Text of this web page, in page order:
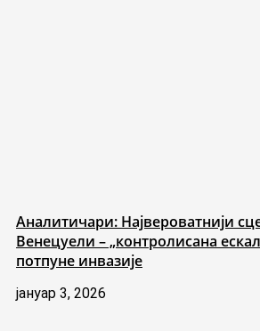
Аналитичари: Највероватнији
Венецуели – „контролисана
потпуне инвазије
јануар 3, 2026